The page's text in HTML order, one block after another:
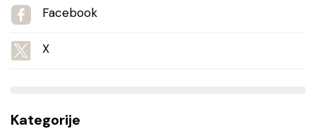
Facebook
X
Kategorije